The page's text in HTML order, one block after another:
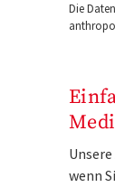
Die
wenn